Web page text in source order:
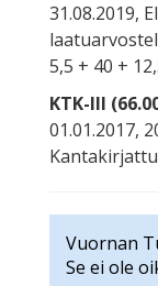
31.08.2019,
5,5 + 40 +
KTK-III
01.01.2017,
Vuornan
Se ei ole